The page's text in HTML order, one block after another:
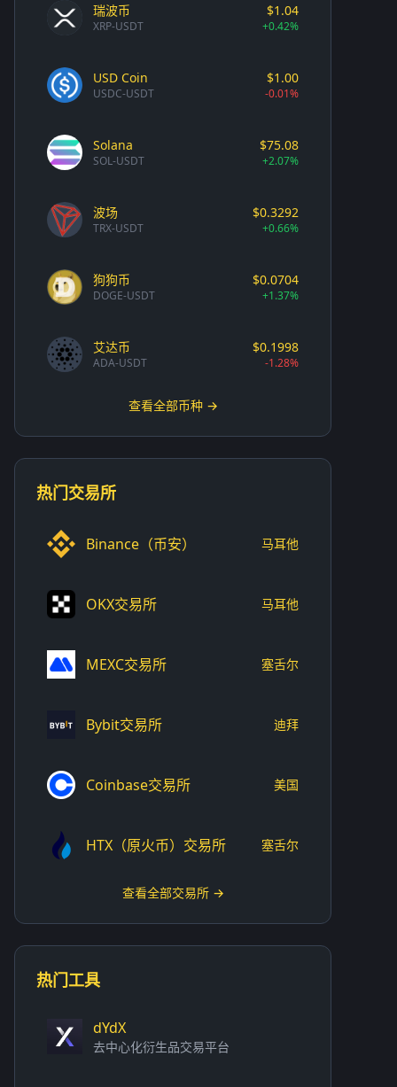
瑞波币
XRP-USDT
$1.04
+0.42%
USD Coin
USDC-USDT
$1.00
-0.01%
Solana
SOL-USDT
$75.08
+2.07%
波场
TRX-USDT
$0.3292
+0.66%
狗狗币
DOGE-USDT
$0.0704
+1.37%
艾达币
ADA-USDT
$0.1998
-1.28%
查看全部币种 →
热门交易所
Binance（币安） 马耳他
OKX交易所 马耳他
MEXC交易所 塞舌尔
Bybit交易所 迪拜
Coinbase交易所 美国
HTX（原火币）交易所 塞舌尔
查看全部交易所 →
热门工具
dYdX
去中心化衍生品交易平台